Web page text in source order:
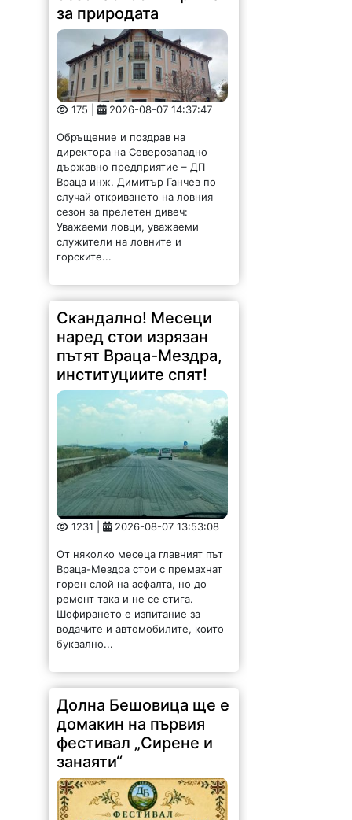
за природата
175 | 2026-08-07 14:37:47
Обръщение и поздрав на
директора на Северозападно
държавно предприятие – ДП
Враца инж. Димитър Ганчев по
случай откриването на ловния
сезон за прелетен дивеч:
Уважаеми ловци, уважаеми
служители на ловните и
горските...
Скандално! Месеци
наред стои изрязан
пътят Враца-Мездра,
институциите спят!
1231 | 2026-08-07 13:53:08
От няколко месеца главният път
Враца-Мездра стои с премахнат
горен слой на асфалта, но до
ремонт така и не се стига.
Шофирането е изпитание за
водачите и автомобилите, които
буквално...
Долна Бешовица ще е
домакин на първия
фестивал „Сирене и
занаяти“